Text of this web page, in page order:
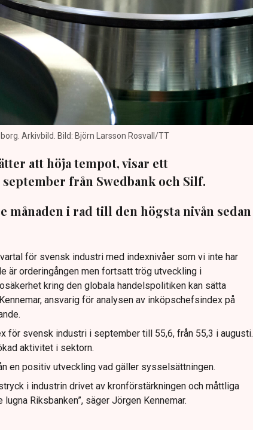
Arkivbild. Bild: Björn Larsson Rosvall/TT
att höja tempot, visar ett
från Swedbank och Silf.
månaden i rad till den högsta nivån sedan
för svensk industri med indexnivåer som vi inte har
är orderingången men fortsatt trög utveckling i
kring den globala handelspolitiken kan sätta
ansvarig för analysen av inköpschefsindex på
för svensk industri i september till 55,6, från 55,3 i augusti.
aktivitet i sektorn.
en positiv utveckling vad gäller sysselsättningen.
i industrin drivet av kronförstärkningen och måttliga
Riksbanken”, säger Jörgen Kennemar.